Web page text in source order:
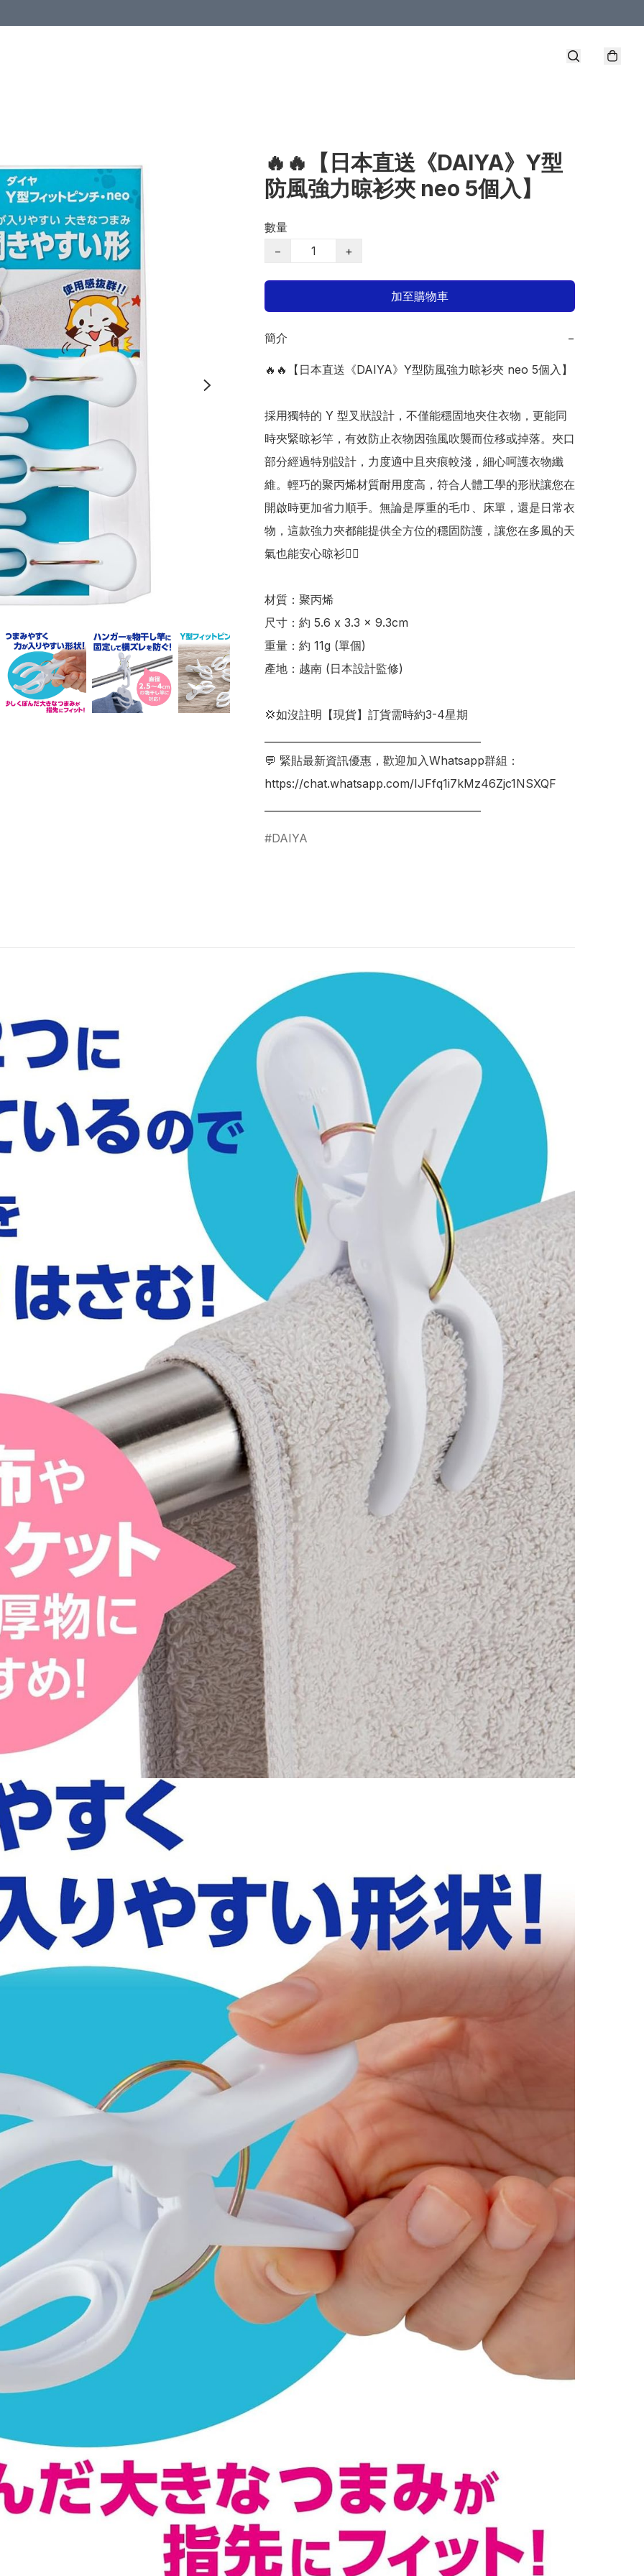
🔥🔥【日本直送《DAIYA》Y型
防風強力晾衫夾 neo 5個入】
數量
−
+
加至購物車
簡介 −
🔥🔥【日本直送《DAIYA》Y型防風強力晾衫夾 neo 5個入】
採用獨特的 Y 型叉狀設計，不僅能穩固地夾住衣物，更能同
時夾緊晾衫竿，有效防止衣物因強風吹襲而位移或掉落。夾口
部分經過特別設計，力度適中且夾痕較淺，細心呵護衣物纖
維。輕巧的聚丙烯材質耐用度高，符合人體工學的形狀讓您在
開啟時更加省力順手。無論是厚重的毛巾、床單，還是日常衣
物，這款強力夾都能提供全方位的穩固防護，讓您在多風的天
氣也能安心晾衫👍🏻
材質：聚丙烯
尺寸：約 5.6 x 3.3 x 9.3cm
重量：約 11g (單個)
產地：越南 (日本設計監修)
💢如沒註明【現貨】訂貨需時約3-4星期
💬 緊貼最新資訊優惠，歡迎加入Whatsapp群組：
https://chat.whatsapp.com/IJFfq1i7kMz46Zjc1NSXQF
DAIYA